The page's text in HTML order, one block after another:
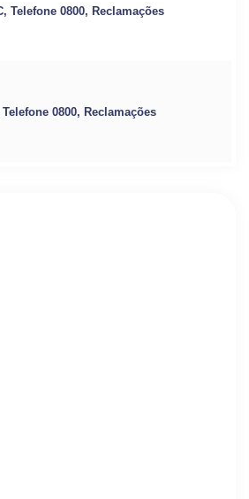
Telefone 0800, Reclamações
Telefone 0800, Reclamações